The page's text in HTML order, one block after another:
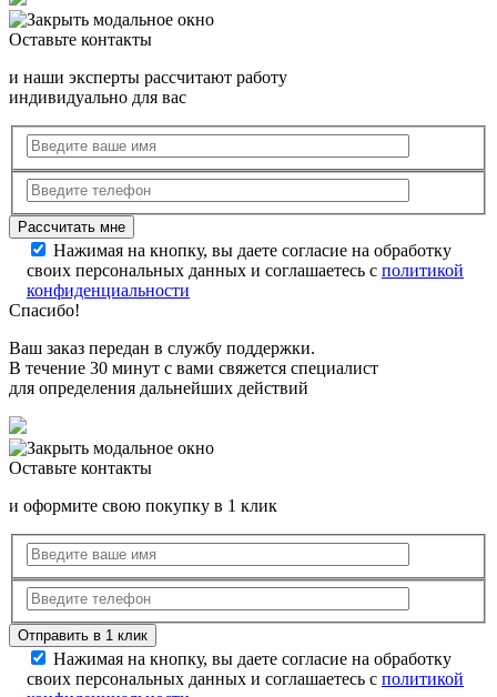
Оставьте контакты
и наши эксперты рассчитают работу
индивидуально для вас
Нажимая на кнопку, вы даете согласие на обработку
своих персональных данных и соглашаетесь с политикой
конфиденциальности
Спасибо!
Ваш заказ передан в службу поддержки.
В течение 30 минут с вами свяжется специалист
для определения дальнейших действий
Оставьте контакты
и оформите свою покупку в 1 клик
Нажимая на кнопку, вы даете согласие на обработку
своих персональных данных и соглашаетесь с политикой